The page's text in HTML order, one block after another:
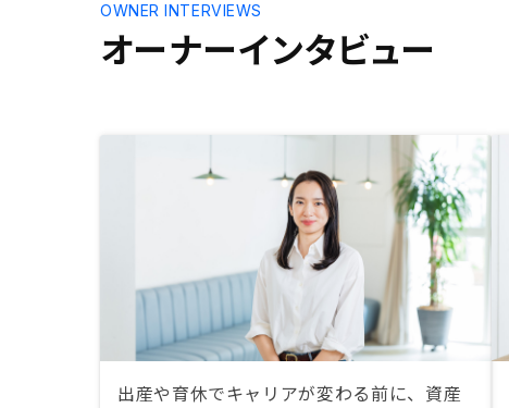
オーナーインタビュー
OWNER INTERVIEWS
出産や育休でキャリアが変わる前に、資産